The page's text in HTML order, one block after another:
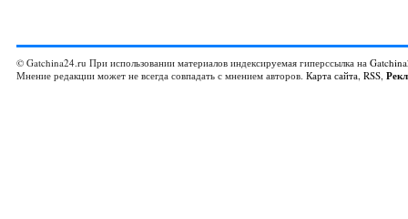
© Gatchina24.ru При использовании материалов индексируемая гиперссылка на
Мнение редакции может не всегда совпадать с мнением авторов. Карта сайта, RSS,